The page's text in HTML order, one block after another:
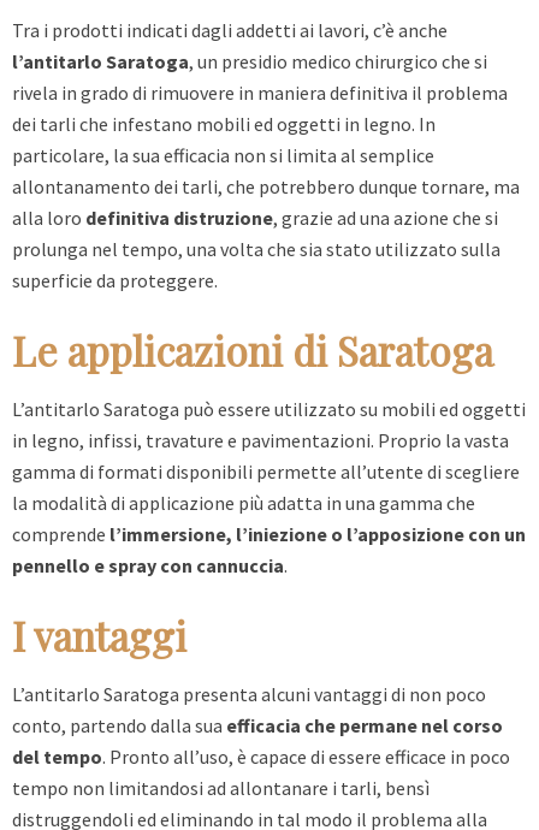
Tra i prodotti indicati dagli addetti ai lavori, c’è anche
l’antitarlo Saratoga, un presidio medico chirurgico che si
rivela in grado di rimuovere in maniera definitiva il problema
dei tarli che infestano mobili ed oggetti in legno. In
particolare, la sua efficacia non si limita al semplice
allontanamento dei tarli, che potrebbero dunque tornare, ma
alla loro definitiva distruzione, grazie ad una azione che si
prolunga nel tempo, una volta che sia stato utilizzato sulla
superficie da proteggere.
Le applicazioni di Saratoga
L’antitarlo Saratoga può essere utilizzato su mobili ed oggetti
in legno, infissi, travature e pavimentazioni. Proprio la vasta
gamma di formati disponibili permette all’utente di scegliere
la modalità di applicazione più adatta in una gamma che
comprende l’immersione, l’iniezione o l’apposizione con un
pennello e spray con cannuccia.
I vantaggi
L’antitarlo Saratoga presenta alcuni vantaggi di non poco
conto, partendo dalla sua efficacia che permane nel corso
del tempo. Pronto all’uso, è capace di essere efficace in poco
tempo non limitandosi ad allontanare i tarli, bensì
distruggendoli ed eliminando in tal modo il problema alla